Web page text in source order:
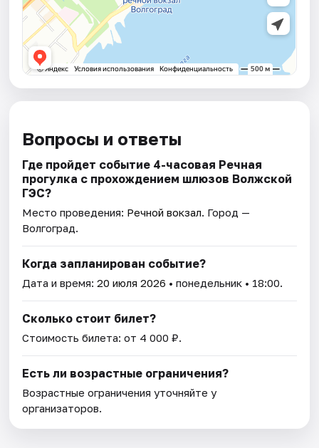
Вопросы и ответы
Где пройдет событие 4-часовая Речная
прогулка с прохождением шлюзов Волжской
ГЭС?
Место проведения: Речной вокзал. Город —
Волгоград.
Когда запланирован событие?
Дата и время:20 июля 2026 • понедельник • 18:00.
Сколько стоит билет?
Стоимость билета: от 4 000 ₽.
Есть ли возрастные ограничения?
Возрастные ограничения уточняйте у
организаторов.